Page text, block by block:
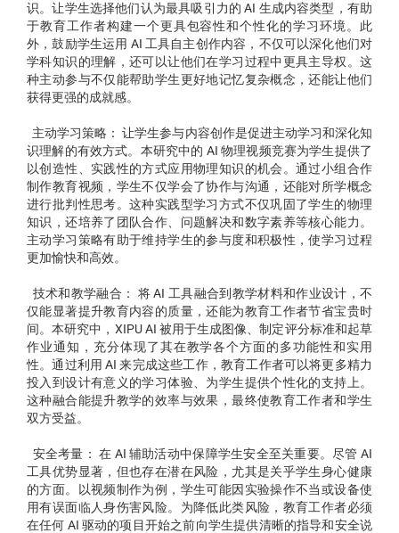
识。让学生选择他们认为最具吸引力的 AI 生成内容类型，有助
于教育工作者构建一个更具包容性和个性化的学习环境。此
外，鼓励学生运用 AI 工具自主创作内容，不仅可以深化他们对
学科知识的理解，还可以让他们在学习过程中更具主导权。这
种主动参与不仅能帮助学生更好地记忆复杂概念，还能让他们
获得更强的成就感。
主动学习策略： 让学生参与内容创作是促进主动学习和深化知
识理解的有效方式。本研究中的 AI 物理视频竞赛为学生提供了
以创造性、实践性的方式应用物理知识的机会。通过小组合作
制作教育视频，学生不仅学会了协作与沟通，还能对所学概念
进行批判性思考。这种实践型学习方式不仅巩固了学生的物理
知识，还培养了团队合作、问题解决和数字素养等核心能力。
主动学习策略有助于维持学生的参与度和积极性，使学习过程
更加愉快和高效。
技术和教学融合： 将 AI 工具融合到教学材料和作业设计，不
仅能显著提升教育内容的质量，还能为教育工作者节省宝贵时
间。本研究中，XIPU AI 被用于生成图像、制定评分标准和起草
作业通知，充分体现了其在教学各个方面的多功能性和实用
性。通过利用 AI 来完成这些工作，教育工作者可以将更多精力
投入到设计有意义的学习体验、为学生提供个性化的支持上。
这种融合能提升教学的效率与效果，最终使教育工作者和学生
双方受益。
安全考量： 在 AI 辅助活动中保障学生安全至关重要。尽管 AI
工具优势显著，但也存在潜在风险，尤其是关乎学生身心健康
的方面。以视频制作为例，学生可能因实验操作不当或设备使
用有误面临人身伤害风险。为降低此类风险，教育工作者必须
在任何 AI 驱动的项目开始之前向学生提供清晰的指导和安全说